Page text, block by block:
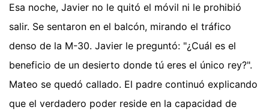
Esa noche, Javier no le quitó el móvil ni le prohibió
salir. Se sentaron en el balcón, mirando el tráfico
denso de la M-30. Javier le preguntó: "¿Cuál es el
beneficio de un desierto donde tú eres el único rey?".
Mateo se quedó callado. El padre continuó explicando
que el verdadero poder reside en la capacidad de